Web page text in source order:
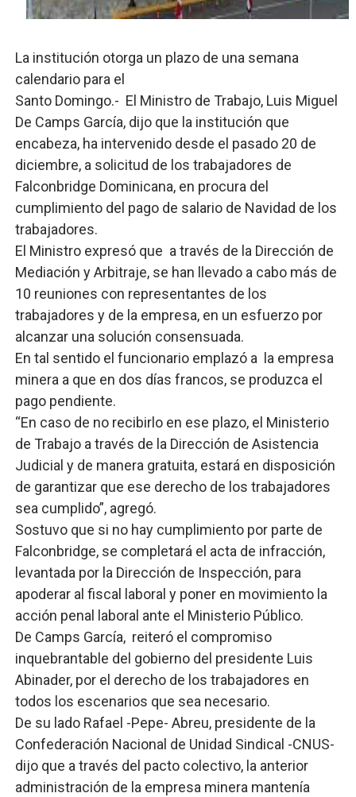
Lee Ballester a los que se forman como agentes
Operativo Interinstitucional “Compromiso Ambiental
Trabajadores de la prensa y Obispado de la Provincia
Ministerio de Cultura anuncia ganadores de Premios
Más de 180 dirigentes sindicales de las Américas se
La institución otorga un plazo de una semana
calendario para el
Santo Domingo.- El Ministro de Trabajo, Luis Miguel
De Camps García, dijo que la institución que
encabeza, ha intervenido desde el pasado 20 de
diciembre, a solicitud de los trabajadores de
Falconbridge Dominicana, en procura del
cumplimiento del pago de salario de Navidad de los
trabajadores.
El Ministro expresó que a través de la Dirección de
Mediación y Arbitraje, se han llevado a cabo más de
10 reuniones con representantes de los
trabajadores y de la empresa, en un esfuerzo por
alcanzar una solución consensuada.
En tal sentido el funcionario emplazó a la empresa
minera a que en dos días francos, se produzca el
pago pendiente.
“En caso de no recibirlo en ese plazo, el Ministerio
de Trabajo a través de la Dirección de Asistencia
Judicial y de manera gratuita, estará en disposición
de garantizar que ese derecho de los trabajadores
sea cumplido”, agregó.
Sostuvo que si no hay cumplimiento por parte de
Falconbridge, se completará el acta de infracción,
levantada por la Dirección de Inspección, para
apoderar al fiscal laboral y poner en movimiento la
acción penal laboral ante el Ministerio Público.
De Camps García, reiteró el compromiso
inquebrantable del gobierno del presidente Luis
Abinader, por el derecho de los trabajadores en
todos los escenarios que sea necesario.
De su lado Rafael -Pepe- Abreu, presidente de la
Confederación Nacional de Unidad Sindical -CNUS-
dijo que a través del pacto colectivo, la anterior
administración de la empresa minera mantenía